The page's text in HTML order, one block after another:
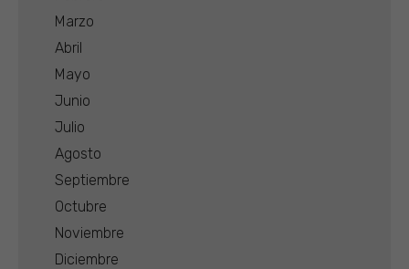
Marzo
Abril
Mayo
Junio
Julio
Agosto
Septiembre
Octubre
Noviembre
Diciembre